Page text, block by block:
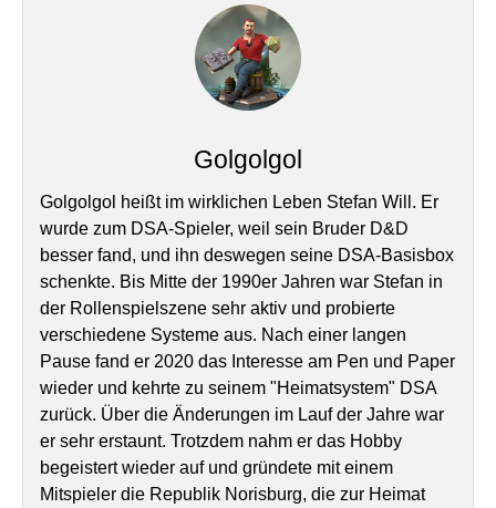
Golgolgol
Golgolgol heißt im wirklichen Leben Stefan Will. Er
wurde zum DSA-Spieler, weil sein Bruder D&D
besser fand, und ihn deswegen seine DSA-Basisbox
schenkte. Bis Mitte der 1990er Jahren war Stefan in
der Rollenspielszene sehr aktiv und probierte
verschiedene Systeme aus. Nach einer langen
Pause fand er 2020 das Interesse am Pen und Paper
wieder und kehrte zu seinem "Heimatsystem" DSA
zurück. Über die Änderungen im Lauf der Jahre war
er sehr erstaunt. Trotzdem nahm er das Hobby
begeistert wieder auf und gründete mit einem
Mitspieler die Republik Norisburg, die zur Heimat